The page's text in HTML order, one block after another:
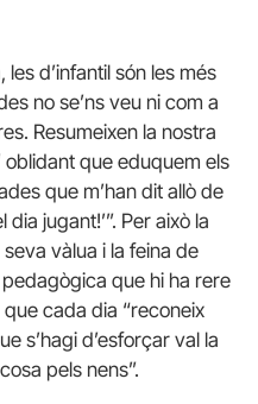
d’infantil són les més
no se’ns veu ni com a
Resumeixen la nostra
oblidant que eduquem els
que m’han dit allò de
jugant!’”. Per això la
vàlua i la feina de
que hi ha rere
cada dia “reconeix
s’hagi d’esforçar val la
pels nens”.